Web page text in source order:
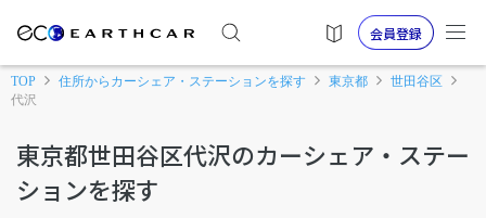
会員登録
TOP 住所からカーシェア・ステーションを探す 東京都
世田谷区
代沢
東京都世田谷区代沢のカーシェア・ステー
ションを探す